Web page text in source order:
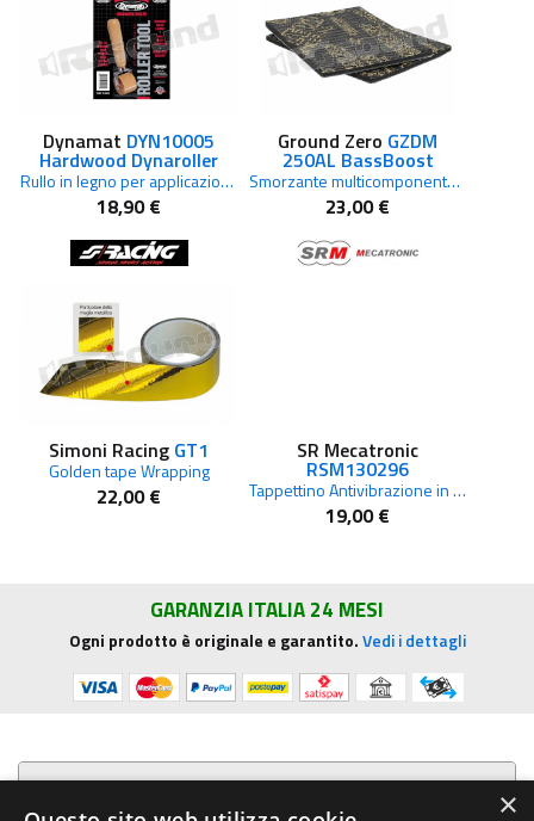
Dynamat DYN10005
Hardwood Dynaroller
Rullo in legno per applicazione materiali antivibrazione
18,90 €
Ground Zero GZDM
250AL BassBoost
Smorzante multicomponente 15 mm di alta qualità, 2 fogli (per 2 porte)
23,00 €
Simoni Racing GT1
Golden tape Wrapping
22,00 €
SR Mecatronic
RSM130296
Tappettino Antivibrazione in PU (4 pz.)
19,00 €
GARANZIA ITALIA 24 MESI
Ogni prodotto è originale e garantito.Vedi i dettagli
Presentazione aziendale ×